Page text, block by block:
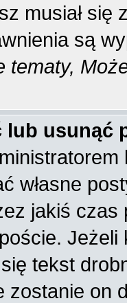
musiał się
są
tematy,
lub usunąć
własne
jakiś
Jeżeli
tekst
zostanie on